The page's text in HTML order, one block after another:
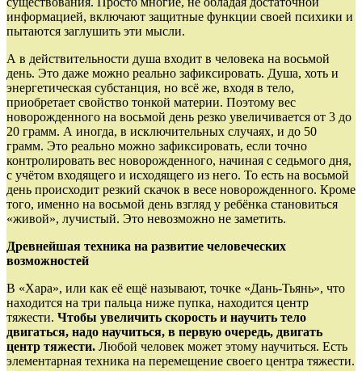
информацией, включают защитные функции своей психики и
пытаются заглушить эти мысли.
А в действительности душа вхо­дит в человека на восьмой
день. Это даже мож­но реально зафиксировать. Душа, хоть и
энер­гетическая субстанция, но всё же, входя в тело,
приобретает свойство тонкой материи. Поэтому вес
новорожденного на восьмой день резко увеличивается от 3 до
20 грамм. А иногда, в исключительных случаях, и до 50
грамм. Это реально можно зафиксировать, если точно
контролировать вес новорожденного, начиная с седьмого дня,
с учётом входящего и исходящего из него. То есть на восьмой
день происходит рез­кий скачок в весе новорожденного. Кроме
того, именно на восьмой день взгляд у ребёнка становиться
«живой», лучистый. Это невозможно не заметить.
Древнейшая техника на развитие чело­веческих
возможностей
В «Хара», или как её ещё называют, точке «Дань-Тьянь», что
находится на три пальца ниже пупка, находится центр
тяжести. Чтобы увеличить ско­рость и научить тело
двигаться, надо научиться, в первую очередь, двигать
центр тяжести. Любой человек может этому научиться. Есть
элемен­тарная техника на перемещение своего центра тяжес­ти.